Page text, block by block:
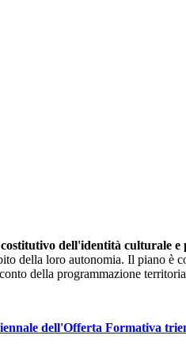
dell'identità culturale e
della loro autonomia. Il piano
della programmazione
dell'Offerta Formativa